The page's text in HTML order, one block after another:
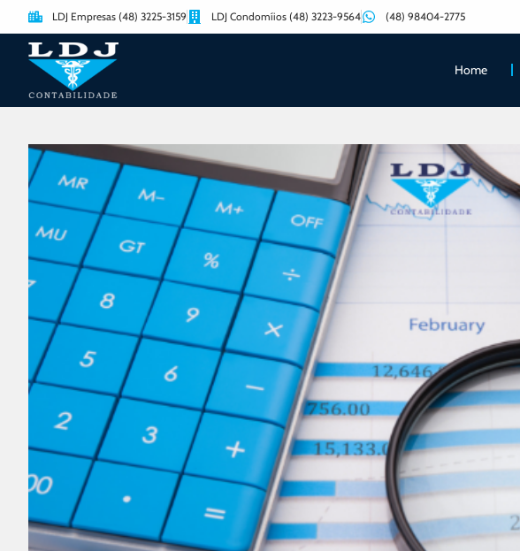
LDJ Empresas (48) 3225-3159 LDJ Condomíios (48) 3223-9564 (48) 98404-2775
Home